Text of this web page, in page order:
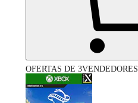
OFERTAS DE 3VENDEDORES